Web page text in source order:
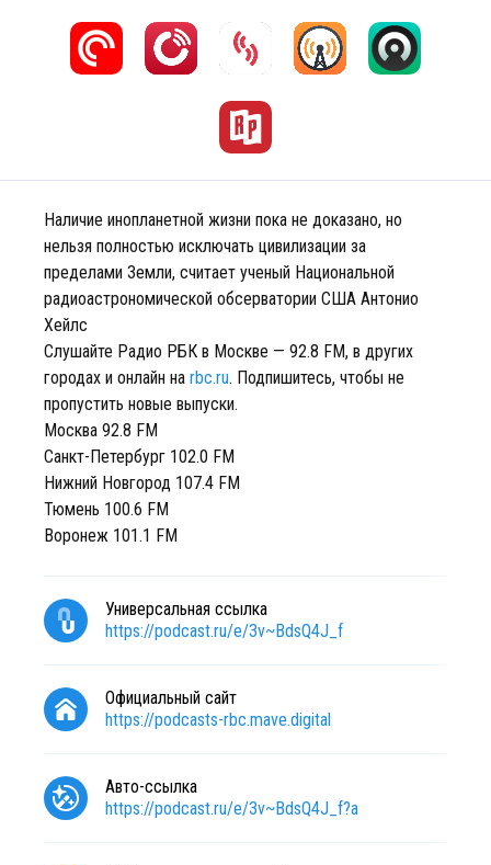
Наличие инопланетной жизни пока не доказано, но
нельзя полностью исключать цивилизации за
пределами Земли, считает ученый Национальной
радиоастрономической обсерватории США Антонио
Хейлс
Слушайте Радио РБК в Москве — 92.8 FM, в других
городах и онлайн на rbc.ru. Подпишитесь, чтобы не
пропустить новые выпуски.
Москва 92.8 FM
Санкт-Петербург 102.0 FM
Нижний Новгород 107.4 FM
Тюмень 100.6 FM
Воронеж 101.1 FM
Универсальная ссылка
https://podcast.ru/e/3v~BdsQ4J_f
Официальный сайт
https://podcasts-rbc.mave.digital
Авто-ссылка
https://podcast.ru/e/3v~BdsQ4J_f?a